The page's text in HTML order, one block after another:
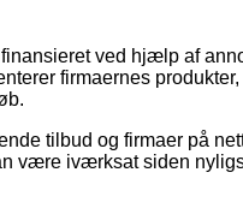
ved hjælp af
firmaernes
tilbud og firmaer på
være iværksat siden